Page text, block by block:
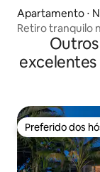
Apartamento ⋅
Retiro tranquilo
Preferido dos
Preferido dos